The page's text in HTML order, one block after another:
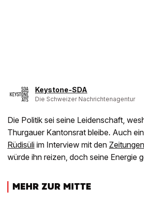
Keystone-SDA
Die Schweizer Nachrichtenagentur
Die Politik sei seine Leidenschaft,
Thurgauer Kantonsrat bleibe. Auch
Rüdisüli im Interview mit den
würde ihn reizen, doch seine Energie
MEHR ZUR MITTE